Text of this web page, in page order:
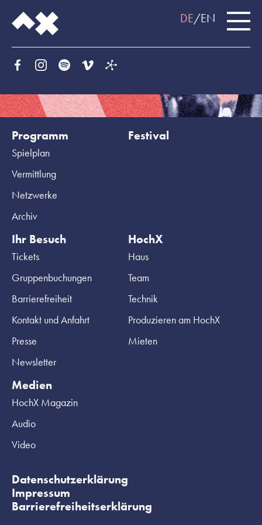
DE EN
Programm
Spielplan
Vermittlung
Netzwerke
Archiv
Festival
Ihr Besuch
Tickets
Gruppenbuchungen
Barrierefreiheit
Kontakt und Anfahrt
Presse
Newsletter
HochX
Haus
Team
Technik
Produzieren am HochX
Mieten
Medien
HochX Magazin
Audio
Video
Datenschutzerklärung
Impressum
Barrierefreiheitserklärung